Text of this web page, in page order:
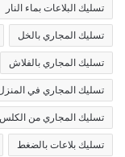
تسليك البلاعات بماء النار
تسليك المجاري بالخل
تسليك المجاري بالفلاش
تسليك المجاري في
تسليك المجاري من الكلس
تسليك بلاعات بالضغط